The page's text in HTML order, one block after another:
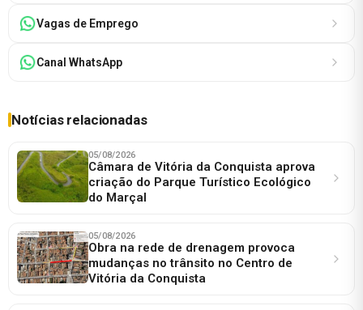
Vagas de Emprego
Canal WhatsApp
Notícias relacionadas
05/08/2026
Câmara de Vitória da Conquista aprova
criação do Parque Turístico Ecológico
do Marçal
05/08/2026
Obra na rede de drenagem provoca
mudanças no trânsito no Centro de
Vitória da Conquista